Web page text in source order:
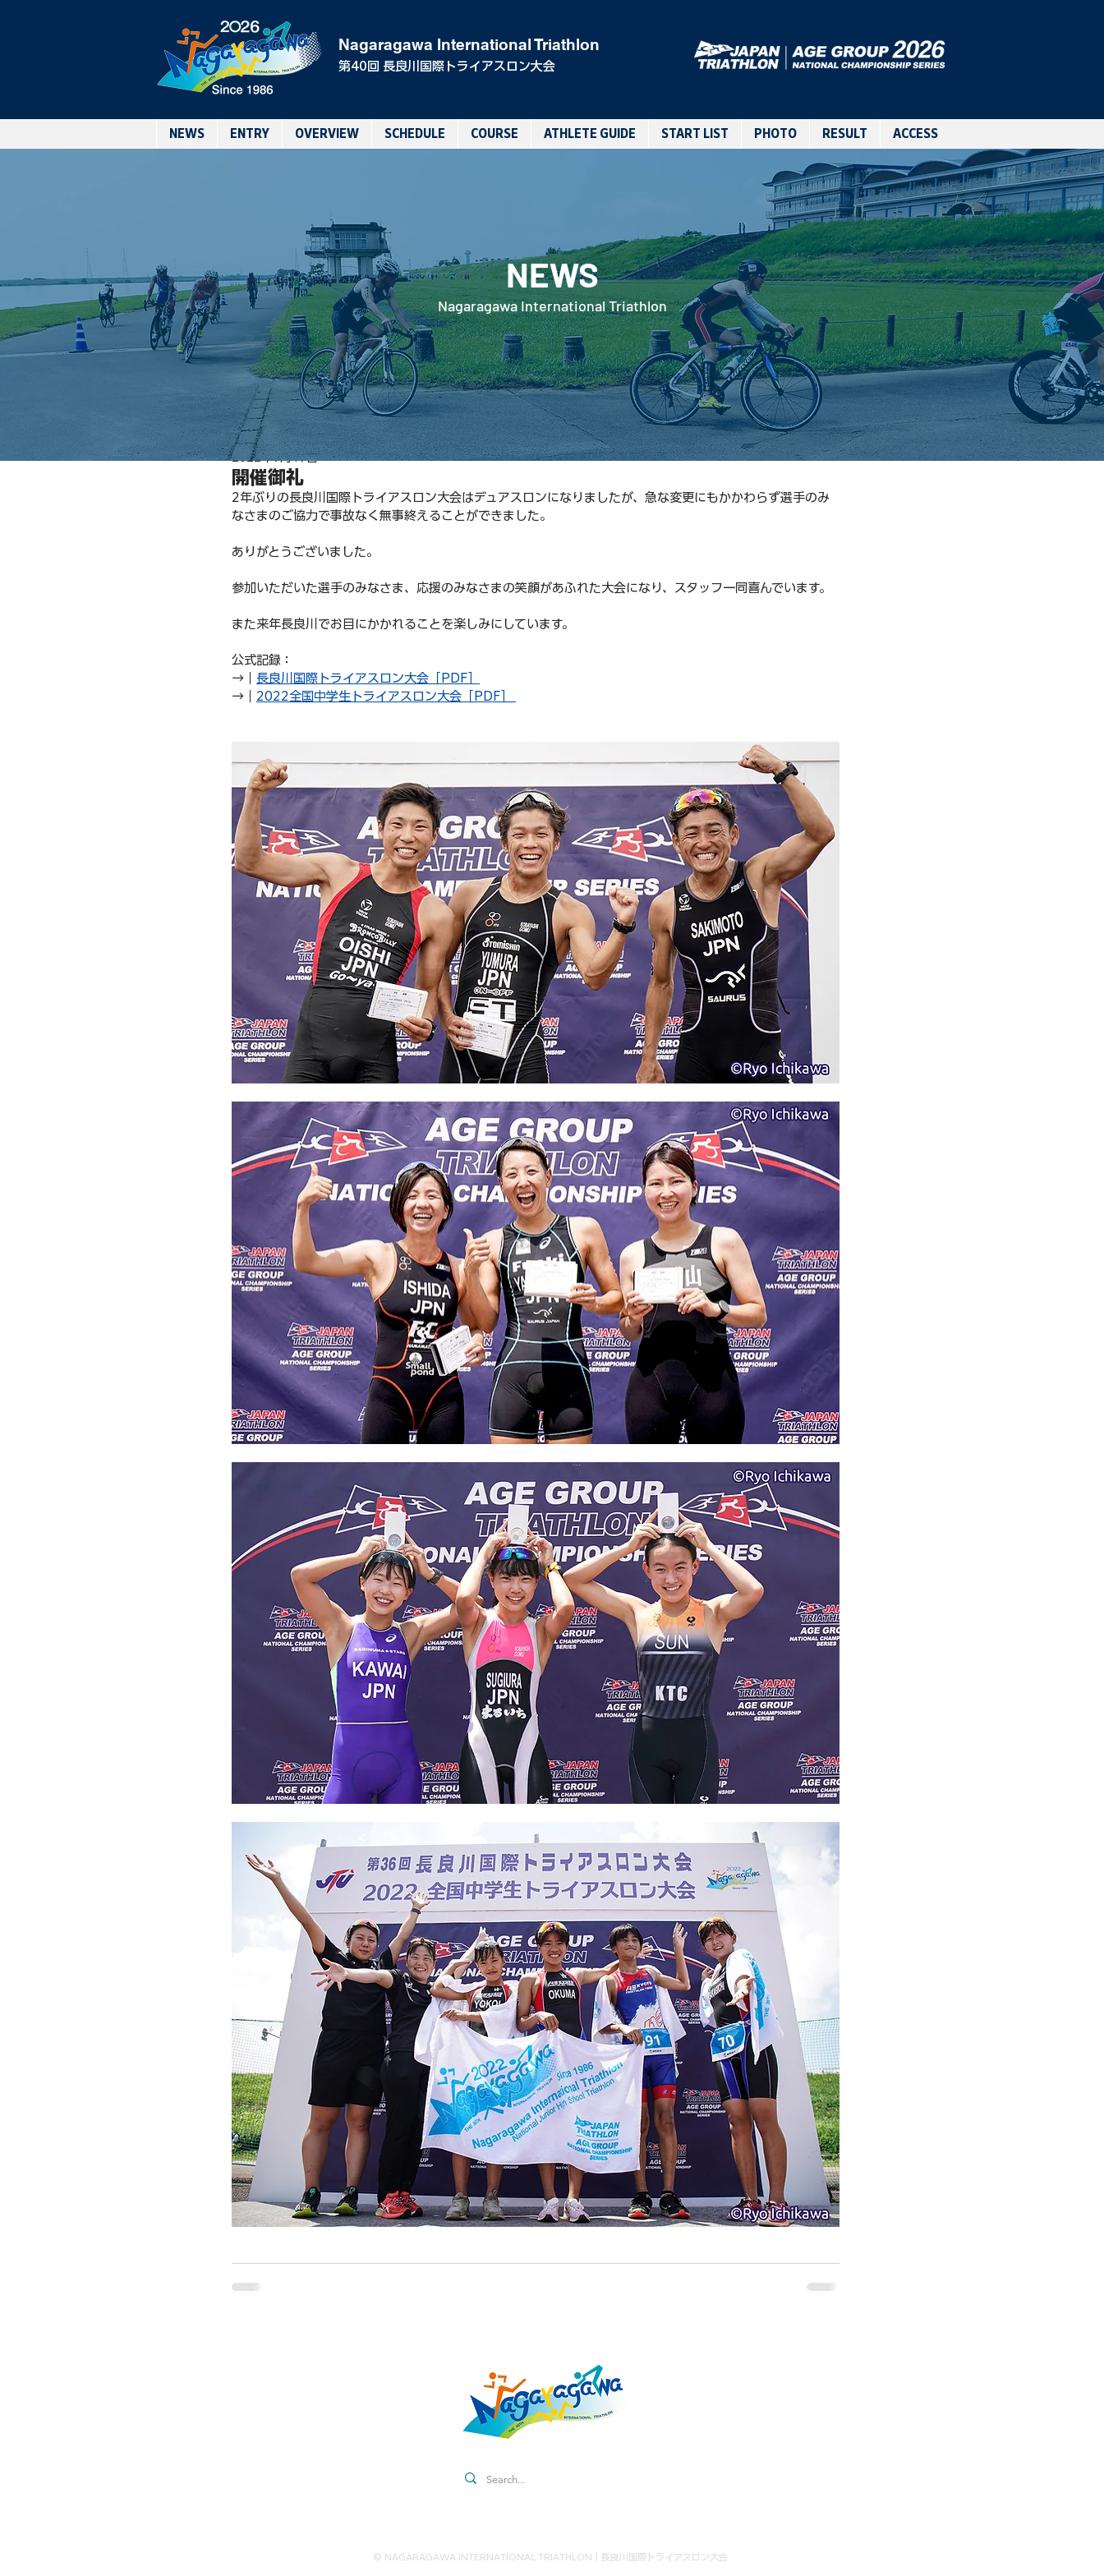
Nagaragawa International Triathlon
第40回 長良川国際トライアスロン大会
NEWS ENTRY OVERVIEW SCHEDULE COURSE ATHLETE GUIDE START LIST PHOTO RESULT ACCESS
開催御礼
2022年7月17日
2年ぶりの長良川国際トライアスロン大会はデュアスロンになりましたが、急な変更にもかかわらず選手のみ
なさまのご協力で事故なく無事終えることができました。
ありがとうございました。
参加いただいた選手のみなさま、応援のみなさまの笑顔があふれた大会になり、スタッフ一同喜んでいます。
また来年長良川でお目にかかれることを楽しみにしています。
公式記録：
→｜ 長良川国際トライアスロン大会［PDF］
→｜ 2022全国中学生トライアスロン大会［PDF］
NEWS
Nagaragawa International Triathlon
© NAGARAGAWA INTERNATIONAL TRIATHLON｜長良川国際トライアスロン大会